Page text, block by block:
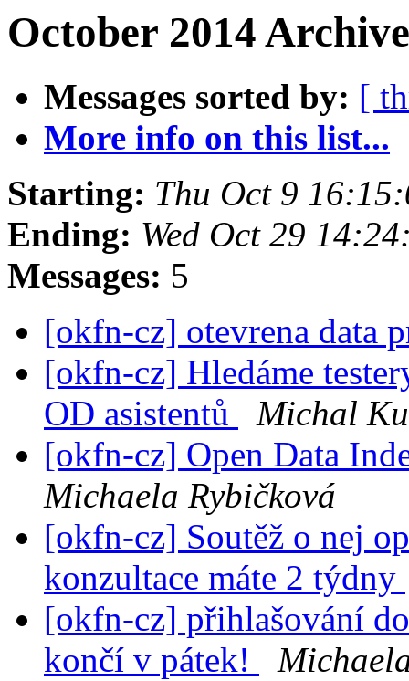
October 2014
Messages sorted by: [
More info on this list...
Starting: Thu Oct 9
Ending: Wed Oct 29
Messages: 5
[okfn-cz] otevrena data
[okfn-cz] Hledáme
OD asistentů
Michal
[okfn-cz] Open Data
Michaela Rybičková
[okfn-cz] Soutěž o nej
konzultace máte 2 týdny
[okfn-cz] přihlašování
končí v pátek!